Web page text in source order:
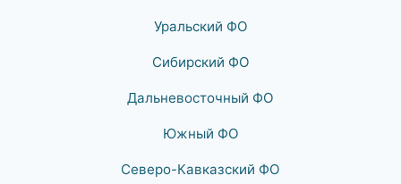
Уральский ФО
Сибирский ФО
Дальневосточный ФО
Южный ФО
Северо-Кавказский ФО